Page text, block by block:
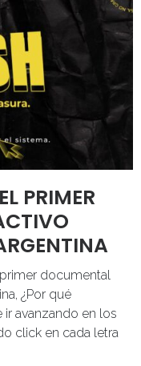
PRIMER
documental
¿Por qué
avanzando en los
click en cada letra